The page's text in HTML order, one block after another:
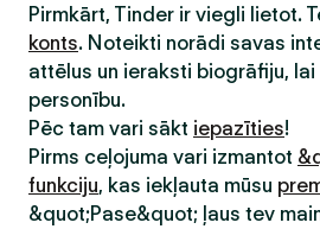
Pirmkārt, Tinder ir viegli lietot.
konts. Noteikti norādi savas
attēlus un ieraksti biogrāfiju,
personību.
Pēc tam vari sākt iepazīties!
Pirms ceļojuma vari izmantot
funkciju, kas iekļauta mūsu
&quot;Pase&quot; ļaus tev